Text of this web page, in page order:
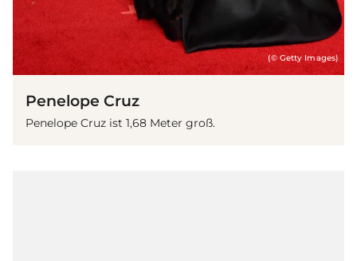
(© Getty Images)
Penelope Cruz
Penelope Cruz ist 1,68 Meter groß.